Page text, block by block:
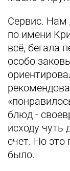
Сервис.
по имени
всё, бегала
особо
блюд -
исходу
счет. Но это
было.